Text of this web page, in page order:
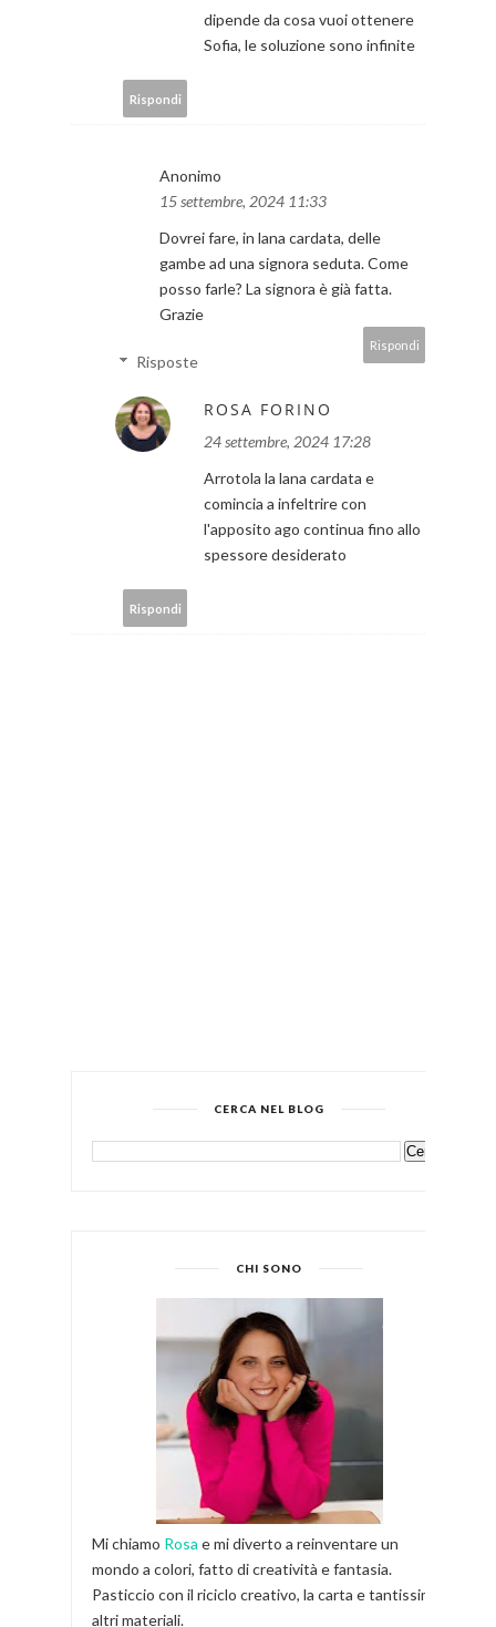
dipende da cosa vuoi ottenere
Sofia, le soluzione sono infinite
Rispondi
Anonimo
15 settembre, 2024 11:33
Dovrei fare, in lana cardata, delle
gambe ad una signora seduta. Come
posso farle? La signora è già fatta.
Grazie
Rispondi
Risposte
ROSA FORINO
24 settembre, 2024 17:28
Arrotola la lana cardata e
comincia a infeltrire con
l'apposito ago continua fino allo
spessore desiderato
Rispondi
CERCA NEL BLOG
CHI SONO
Mi chiamo Rosa e mi diverto a reinventare un
mondo a colori, fatto di creatività e fantasia.
Pasticcio con il riciclo creativo, la carta e tantissimi
altri materiali.